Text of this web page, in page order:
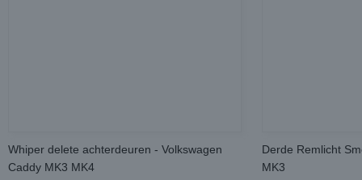
Whiper delete achterdeuren - Volkswagen
Caddy MK3 MK4
Derde Remlicht
MK3